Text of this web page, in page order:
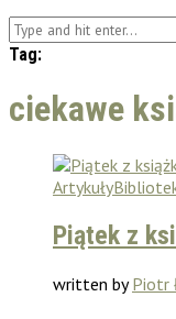
Tag:
ciekawe
Artykuły
Piątek z
written byPiotr